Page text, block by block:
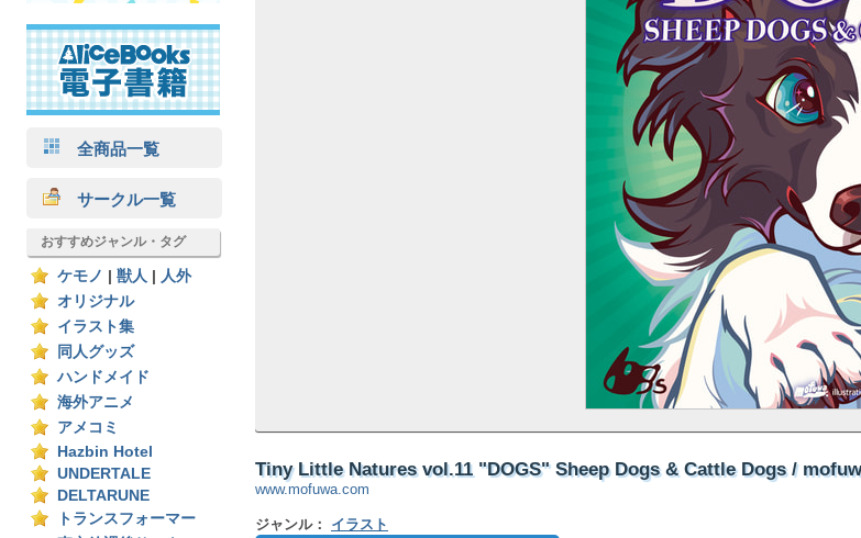
全商品一覧
サークル一覧
おすすめジャンル・タグ
ケモノ 獣人
人外
オリジナル
イラスト集
同人グッズ
ハンドメイド
海外アニメ
アメコミ
Hazbin Hotel
UNDERTALE
DELTARUNE
トランスフォーマー
Tiny Little Natures vol.11 "DOGS" Sheep Dogs & Cattle Dogs /
www.mofuwa.com
ジャンル： イラスト